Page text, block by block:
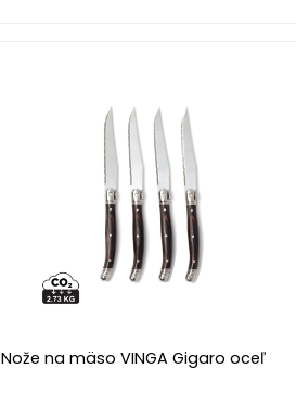
Nože na mäso VINGA Gigaro oceľ